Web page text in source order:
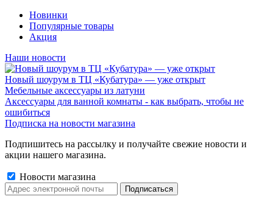
Новинки
Популярные товары
Акция
Наши новости
Новый шоурум в ТЦ «Кубатура» — уже открыт
Мебельные аксессуары из латуни
Аксессуары для ванной комнаты - как выбрать, чтобы не
ошибиться
Подписка на новости магазина
Подпишитесь на рассылку и получайте свежие новости и
акции нашего магазина.
Новости магазина